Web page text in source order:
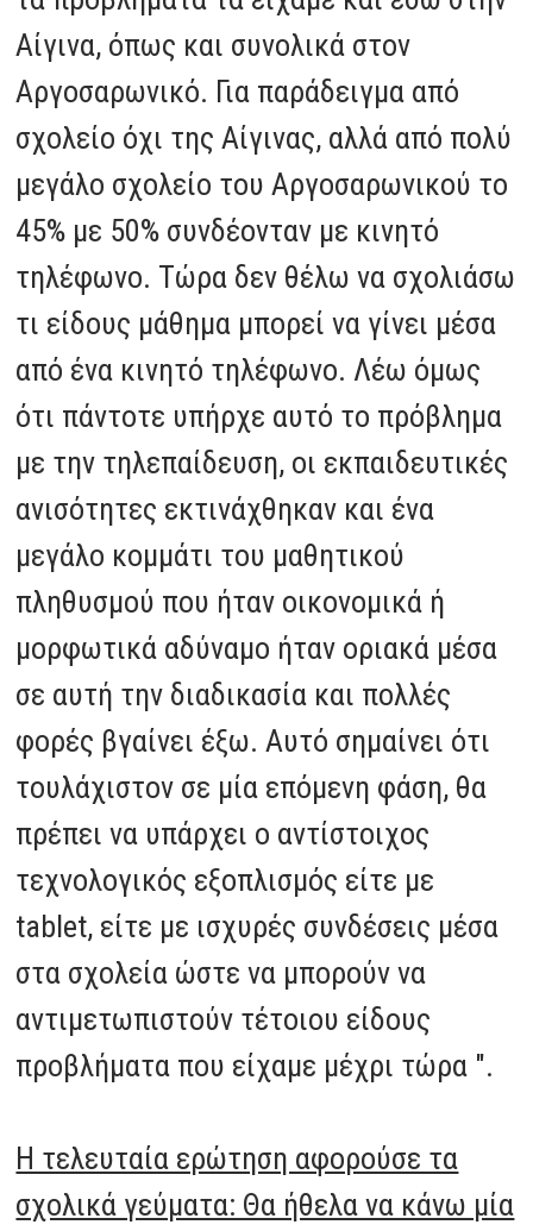
Αίγινα, όπως και συνολικά στον
Αργοσαρωνικό. Για παράδειγμα από
σχολείο όχι της Αίγινας, αλλά από πολύ
μεγάλο σχολείο του Αργοσαρωνικού το
45% με 50% συνδέονταν με κινητό
τηλέφωνο. Τώρα δεν θέλω να σχολιάσω
τι είδους μάθημα μπορεί να γίνει μέσα
από ένα κινητό τηλέφωνο. Λέω όμως
ότι πάντοτε υπήρχε αυτό το πρόβλημα
με την τηλεπαίδευση, οι εκπαιδευτικές
ανισότητες εκτινάχθηκαν και ένα
μεγάλο κομμάτι του μαθητικού
πληθυσμού που ήταν οικονομικά ή
μορφωτικά αδύναμο ήταν οριακά μέσα
σε αυτή την διαδικασία και πολλές
φορές βγαίνει έξω. Αυτό σημαίνει ότι
τουλάχιστον σε μία επόμενη φάση, θα
πρέπει να υπάρχει ο αντίστοιχος
τεχνολογικός εξοπλισμός είτε με
tablet, είτε με ισχυρές συνδέσεις μέσα
στα σχολεία ώστε να μπορούν να
αντιμετωπιστούν τέτοιου είδους
προβλήματα που είχαμε μέχρι τώρα ".
Η τελευταία ερώτηση αφορούσε τα
σχολικά γεύματα: Θα ήθελα να κάνω μία